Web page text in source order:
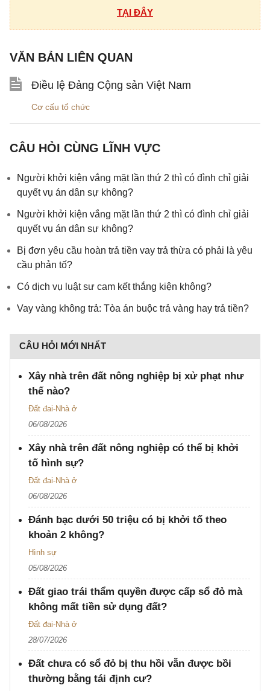
TẠI ĐÂY
VĂN BẢN LIÊN QUAN
Điều lệ Đảng Cộng sản Việt Nam
Cơ cấu tổ chức
CÂU HỎI CÙNG LĨNH VỰC
Người khởi kiện vắng mặt lần thứ 2 thì có đình chỉ giải
quyết vụ án dân sự không?
Người khởi kiện vắng mặt lần thứ 2 thì có đình chỉ giải
quyết vụ án dân sự không?
Bị đơn yêu cầu hoàn trả tiền vay trả thừa có phải là yêu
cầu phản tố?
Có dịch vụ luật sư cam kết thắng kiện không?
Vay vàng không trả: Tòa án buộc trả vàng hay trả tiền?
CÂU HỎI MỚI NHẤT
Xây nhà trên đất nông nghiệp bị xử phạt như
thế nào?
Đất đai-Nhà ở
06/08/2026
Xây nhà trên đất nông nghiệp có thể bị khởi
tố hình sự?
Đất đai-Nhà ở
06/08/2026
Đánh bạc dưới 50 triệu có bị khởi tố theo
khoản 2 không?
Hình sự
05/08/2026
Đất giao trái thẩm quyền được cấp sổ đỏ mà
không mất tiền sử dụng đất?
Đất đai-Nhà ở
28/07/2026
Đất chưa có sổ đỏ bị thu hồi vẫn được bồi
thường bằng tái định cư?